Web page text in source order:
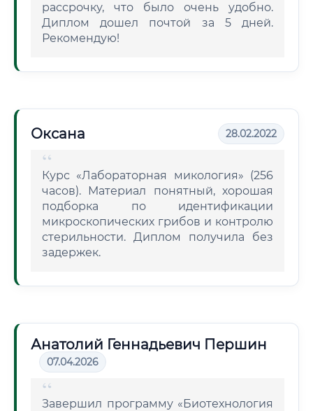
рассрочку, что было очень удобно.
Диплом дошел почтой за 5 дней.
Рекомендую!
Оксана 28.02.2022
Курс «Лабораторная микология» (256
часов). Материал понятный, хорошая
подборка по идентификации
микроскопических грибов и контролю
стерильности. Диплом получила без
задержек.
Анатолий Геннадьевич Першин
07.04.2026
Завершил программу «Биотехнология